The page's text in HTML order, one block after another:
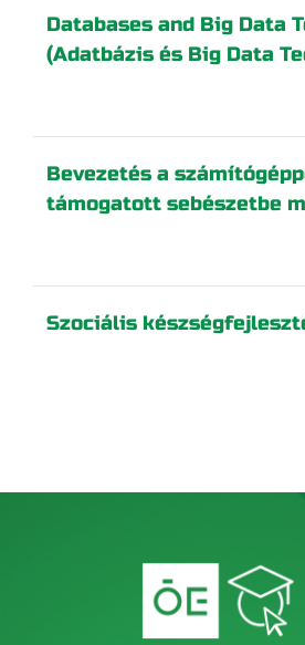
Databases and Big Data
(Adatbázis és Big Data
Bevezetés a
támogatott sebészetbe
Szociális